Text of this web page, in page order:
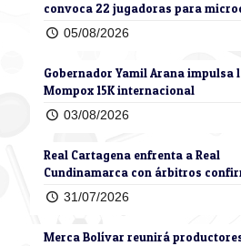
convoca 22 jugadoras para
05/08/2026
Gobernador Yamil Arana impulsa
Mompox 15K internacional
03/08/2026
Real Cartagena enfrenta a Real
Cundinamarca con árbitros
31/07/2026
Merca Bolívar reunirá